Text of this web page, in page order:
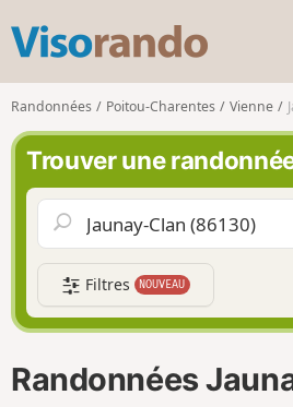
s
o
r
n
d
o
Randonnées Poitou-Charentes Vienne
Trouver une
Filtres NOUVEAU
Randonnées